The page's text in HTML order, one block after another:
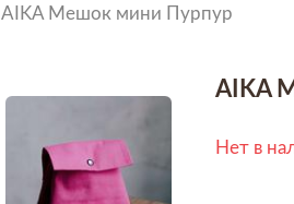
AIKA Мешок мини Пурпур
AIKA
Нет в